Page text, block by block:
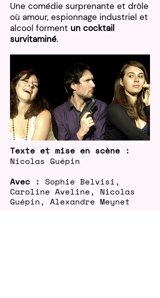
Une comédie surprenante et drôle
où amour, espionnage industriel et
alcool forment un cocktail
survitaminé.
Texte et mise en scène :
Nicolas Guépin
Avec : Sophie Belvisi,
Caroline Aveline, Nicolas
Guépin, Alexandre Meynet